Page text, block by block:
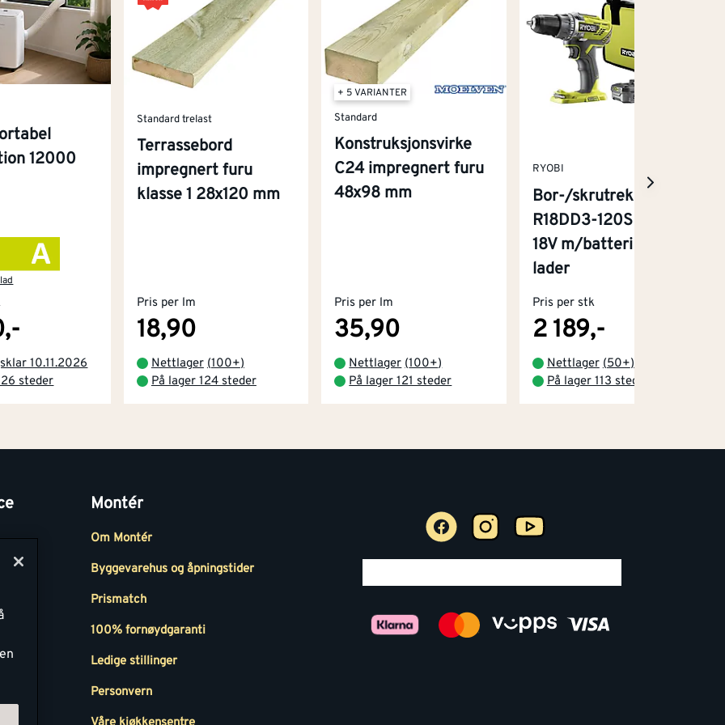
12000
10.11.2026
steder
Standard trelast
Terrassebord
impregnert furu
klasse 1 28x120 mm
Pris per lm
18,90
Nettlager (100+)
På lager 124 steder
+ 5 VARIANTER
Standard
Konstruksjonsvirke
C24 impregnert furu
48x98 mm
Pris per lm
35,90
Nettlager (100+)
På lager 121 steder
RYOBI
Bor-/skrutrekker
R18DD3-120S One+
18V m/batteri og
lader
Pris per stk
2 189,-
Nettlager (50+)
På lager 113 steder
Montér
Om Montér
Byggevarehus og åpningstider
Prismatch
100% fornøydgaranti
Ledige stillinger
Personvern